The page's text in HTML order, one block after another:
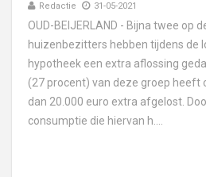
Redactie 31-05-2021
OUD-BEIJERLAND - Bijna twee op
huizenbezitters hebben tijdens de
hypotheek een extra aflossing
(27 procent) van deze groep heeft
dan 20.000 euro extra afgelost.
consumptie die hiervan h....